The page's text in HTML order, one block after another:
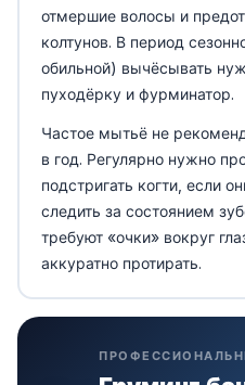
отмершие волосы и
колтунов. В период
обильной) вычёсывать
пуходёрку и фурминатор.
Частое мытьё не
в год. Регулярно нужно
подстригать когти, если
следить за состоянием
требуют «очки» вокруг
аккуратно протирать.